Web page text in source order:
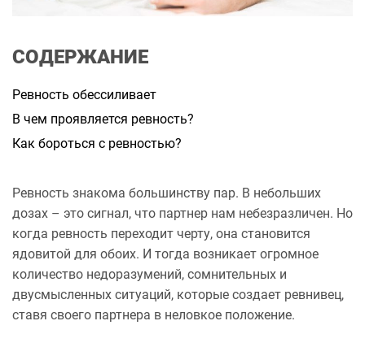
СОДЕРЖАНИЕ
Ревность обессиливает
В чем проявляется ревность?
Как бороться с ревностью?
Ревность знакома большинству пар. В небольших
дозах – это сигнал, что партнер нам небезразличен. Но
когда ревность переходит черту, она становится
ядовитой для обоих. И тогда возникает огромное
количество недоразумений, сомнительных и
двусмысленных ситуаций, которые создает ревнивец,
ставя своего партнера в неловкое положение.